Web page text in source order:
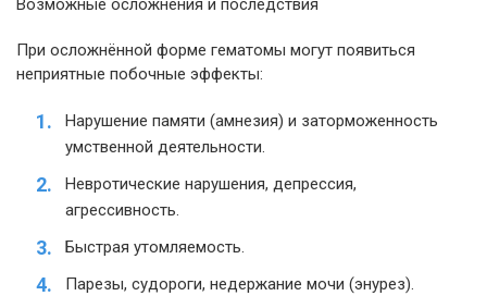
Возможные осложнения и последствия
При осложнённой форме гематомы могут появиться
неприятные побочные эффекты:
Нарушение памяти (амнезия) и заторможенность
умственной деятельности.
Невротические нарушения, депрессия,
агрессивность.
Быстрая утомляемость.
Парезы, судороги, недержание мочи (энурез).